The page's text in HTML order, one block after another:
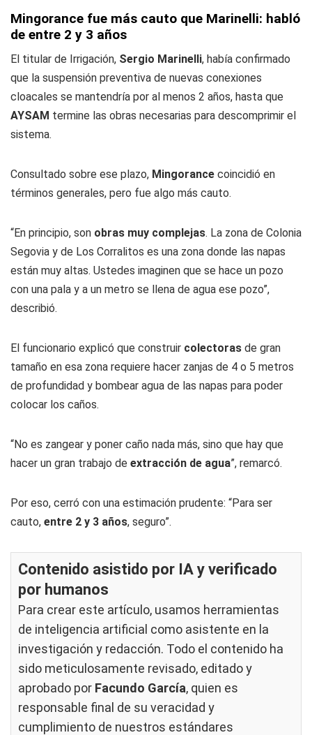
Mingorance fue más cauto que Marinelli: habló
de entre 2 y 3 años
El titular de Irrigación, Sergio Marinelli, había confirmado
que la suspensión preventiva de nuevas conexiones
cloacales se mantendría por al menos 2 años, hasta que
AYSAM termine las obras necesarias para descomprimir el
sistema.
Consultado sobre ese plazo, Mingorance coincidió en
términos generales, pero fue algo más cauto.
“En principio, son obras muy complejas. La zona de Colonia
Segovia y de Los Corralitos es una zona donde las napas
están muy altas. Ustedes imaginen que se hace un pozo
con una pala y a un metro se llena de agua ese pozo”,
describió.
El funcionario explicó que construir colectoras de gran
tamaño en esa zona requiere hacer zanjas de 4 o 5 metros
de profundidad y bombear agua de las napas para poder
colocar los caños.
“No es zangear y poner caño nada más, sino que hay que
hacer un gran trabajo de extracción de agua”, remarcó.
Por eso, cerró con una estimación prudente: “Para ser
cauto, entre 2 y 3 años, seguro”.
Contenido asistido por IA y verificado
por humanos
Para crear este artículo, usamos herramientas
de inteligencia artificial como asistente en la
investigación y redacción. Todo el contenido ha
sido meticulosamente revisado, editado y
aprobado por Facundo García, quien es
responsable final de su veracidad y
cumplimiento de nuestros estándares